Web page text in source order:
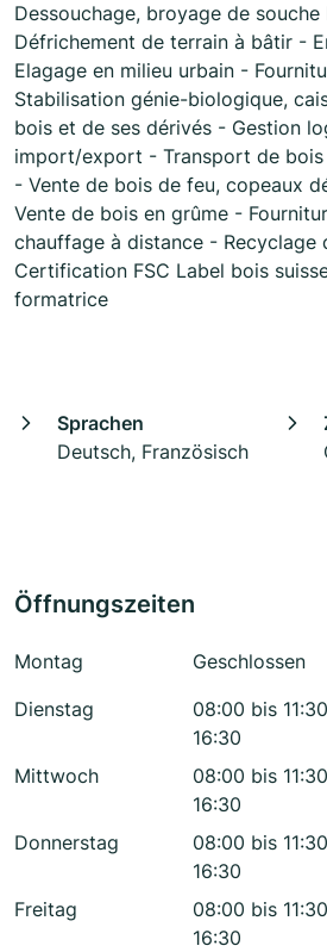
Dessouchage, broyage de
Défrichement de terrain à bâtir -
Elagage en milieu urbain -
Stabilisation génie-biologique,
bois et de ses dérivés - Gestion
import/export - Transport de bois
- Vente de bois de feu, copeaux
Vente de bois en grûme -
chauffage à distance - Recyclage
Certification FSC Label bois
formatrice
Sprachen
Deutsch, Französisch
Öffnungszeiten
Montag
Geschlossen
Dienstag
08:00 bis
16:30
Mittwoch
08:00 bis
16:30
Donnerstag
08:00 bis
16:30
Freitag
08:00 bis
16:30